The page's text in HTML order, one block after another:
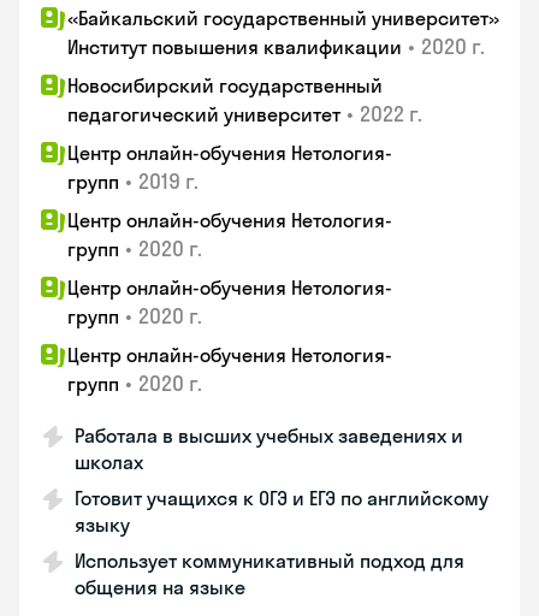
«Байкальский государственный университет»
Институт повышения квалификации • 2020 г.
Новосибирский государственный
педагогический университет • 2022 г.
Центр онлайн-обучения Нетология-
групп • 2019 г.
Центр онлайн-обучения Нетология-
групп • 2020 г.
Центр онлайн-обучения Нетология-
групп • 2020 г.
Центр онлайн-обучения Нетология-
групп • 2020 г.
Работала в высших учебных заведениях и
школах
Готовит учащихся к ОГЭ и ЕГЭ по английскому
языку
Использует коммуникативный подход для
общения на языке